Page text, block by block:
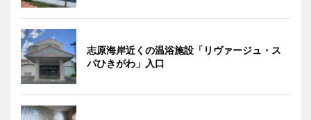
志原海岸近くの温浴施設「リヴァージュ・ス
パひきがわ」入口